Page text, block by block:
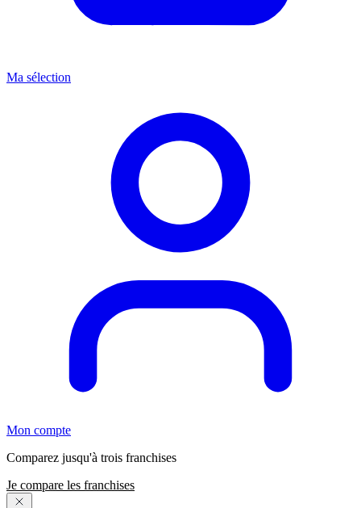
Ma sélection
Mon compte
Comparez jusqu'à trois franchises
Je compare les franchises